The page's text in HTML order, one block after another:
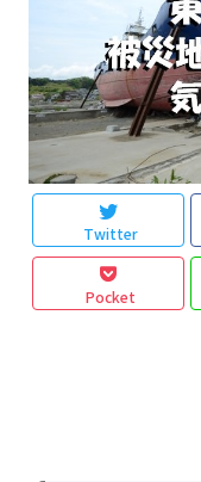
Twitter
Pocket